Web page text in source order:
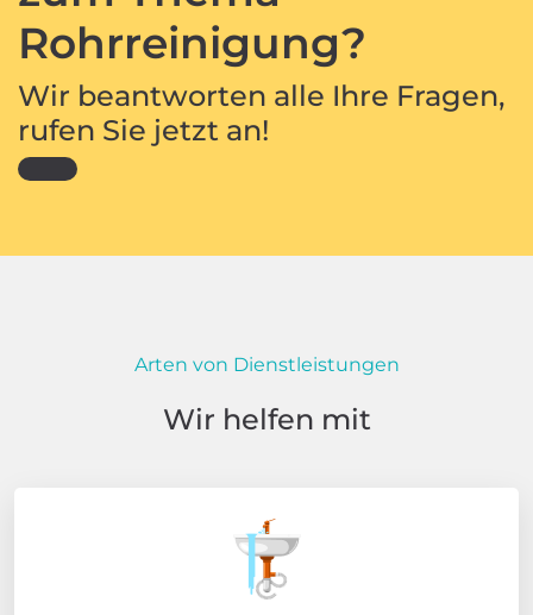
Rohrreinigung?
Wir beantworten alle Ihre Fragen,
rufen Sie jetzt an!
Arten von Dienstleistungen
Wir helfen mit